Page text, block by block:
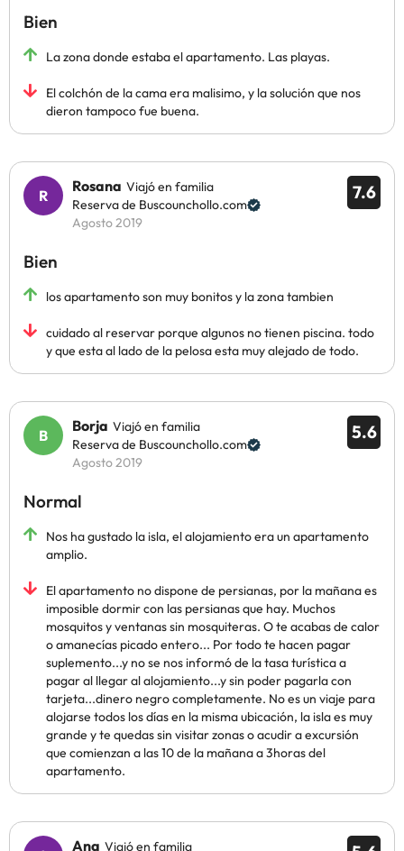
Bien
La zona donde estaba el apartamento. Las playas.
El colchón de la cama era malisimo, y la solución que nos
dieron tampoco fue buena.
7.6
Rosana Viajó en familia
Reserva de Buscounchollo.com
Agosto 2019
Bien
los apartamento son muy bonitos y la zona tambien
cuidado al reservar porque algunos no tienen piscina. todo
y que esta al lado de la pelosa esta muy alejado de todo.
5.6
Borja Viajó en familia
Reserva de Buscounchollo.com
Agosto 2019
Normal
Nos ha gustado la isla, el alojamiento era un apartamento
amplio.
El apartamento no dispone de persianas, por la mañana es
imposible dormir con las persianas que hay. Muchos
mosquitos y ventanas sin mosquiteras. O te acabas de calor
o amanecías picado entero... Por todo te hacen pagar
suplemento...y no se nos informó de la tasa turística a
pagar al llegar al alojamiento...y sin poder pagarla con
tarjeta...dinero negro completamente. No es un viaje para
alojarse todos los días en la misma ubicación, la isla es muy
grande y te quedas sin visitar zonas o acudir a excursión
que comienzan a las 10 de la mañana a 3horas del
apartamento.
Ana Viajó en familia